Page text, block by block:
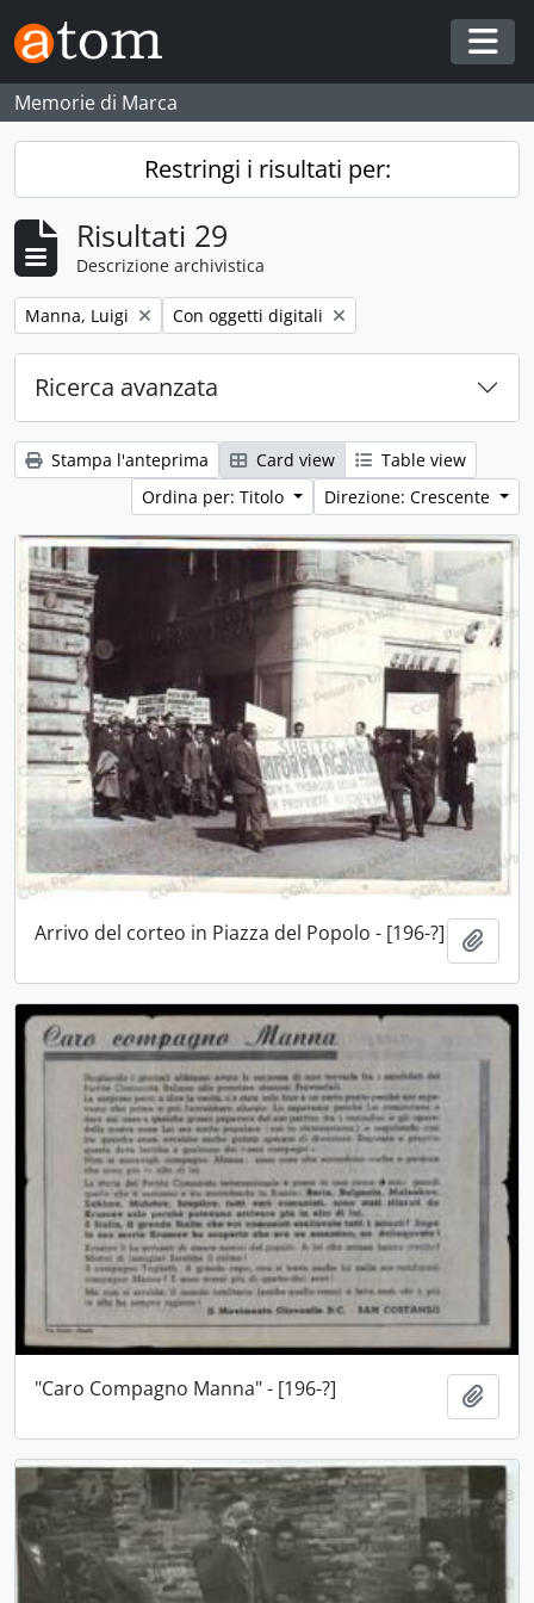
Skip to main content
Memorie di Marca
Restringi i risultati per:
Risultati 29
Descrizione archivistica
Remove filter:
Manna, Luigi Remove filter:
Con oggetti digitali
Ricerca avanzata
Stampa l'anteprima Card view
Table view
Ordina per: Titolo
Direzione: Crescente
Arrivo del corteo in Piazza del Popolo - [196-?]
"Caro Compagno Manna" - [196-?]